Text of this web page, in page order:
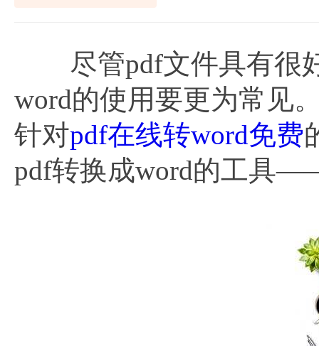
尽管pdf文件具有很好
word的使用要更为常见
针对pdf在线转word免费
pdf转换成word的工具